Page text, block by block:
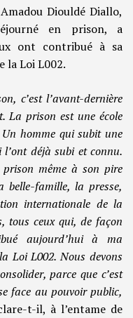
Diouldé Diallo,
en prison, a
ont contribué à sa
la Loi L002.
c’est l’avant-dernière
La prison est une école
homme qui subit une
l’ont déjà subi et connu.
même à son pire
belle-famille, la presse,
internationale de la
tous ceux qui, de façon
aujourd’hui à ma
Loi L002. Nous devons
parce que c’est
face au pouvoir public,
t-il, à l’entame de